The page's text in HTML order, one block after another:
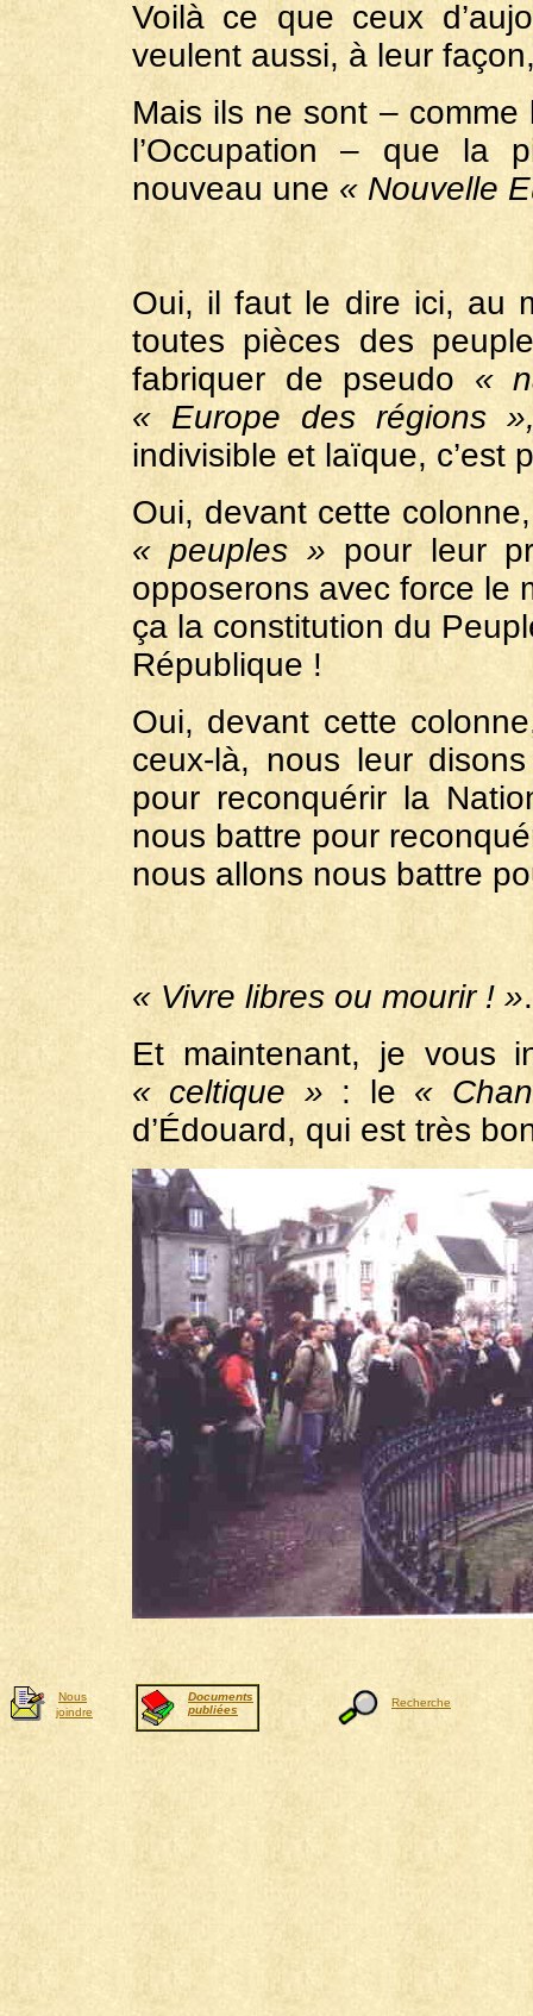
Voilà ce que ceux
veulent aussi, à leur
Mais ils ne sont –
l’Occupation – que la
nouveau une « Nouvelle
Oui, il faut le dire ici, au
toutes pièces des
fabriquer de pseudo «
« Europe des régions
indivisible et laïque, c’est
Oui, devant cette
« peuples » pour leur
opposerons avec force le
ça la constitution du
République !
Oui, devant cette
ceux-là, nous leur
pour reconquérir la
nous battre pour
nous allons nous battre
« Vivre libres ou mourir ! »
Et maintenant, je vous
« celtique » : le «
d’Édouard, qui est très
Nous
joindre
Documents
publiées
Recherche